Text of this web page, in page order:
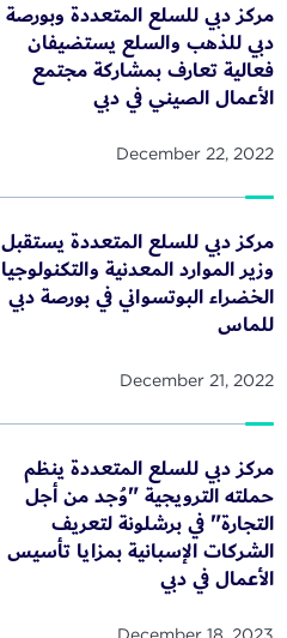
مركز دبي للسلع المتعددة وبورصة
دبي للذهب والسلع يستضيفان
فعالية تعارف بمشاركة مجتمع
الأعمال الصيني في دبي
December 22, 2022
مركز دبي للسلع المتعددة يستقبل
وزير الموارد المعدنية والتكنولوجيا
الخضراء البوتسواني في بورصة دبي
للماس
December 21, 2022
مركز دبي للسلع المتعددة ينظم
حملته الترويجية "وُجد من أجل
التجارة" في برشلونة لتعريف
الشركات الإسبانية بمزايا تأسيس
الأعمال في دبي